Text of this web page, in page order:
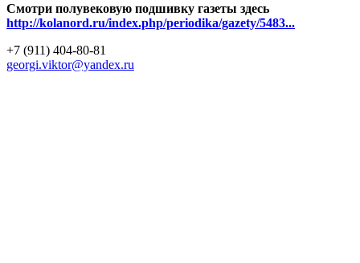
Смотри полувековую подшивку газеты здесь
http://kolanord.ru/index.php/periodika/gazety/5483...
+7 (911) 404-80-81
georgi.viktor@yandex.ru